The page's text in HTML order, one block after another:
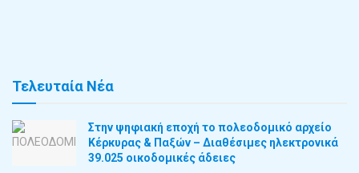
Τελευταία Νέα
Στην ψηφιακή εποχή το πολεοδομικό αρχείο
Κέρκυρας & Παξών – Διαθέσιμες ηλεκτρονικά
39.025 οικοδομικές άδειες